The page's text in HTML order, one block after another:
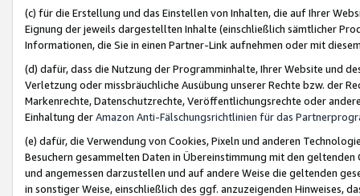
(c) für die Erstellung und das Einstellen von Inhalten, die auf Ihrer
Eignung der jeweils dargestellten Inhalte (einschließlich sämtlicher
Informationen, die Sie in einen Partner-Link aufnehmen oder mit
(d) dafür, dass die Nutzung der Programminhalte, Ihrer Website und
Verletzung oder missbräuchliche Ausübung unserer Rechte bzw. der
Markenrechte, Datenschutzrechte, Veröffentlichungsrechte oder
Einhaltung derAmazon Anti-Fälschungsrichtlinien für das
(e) dafür, die Verwendung von Cookies, Pixeln und anderen
Besuchern gesammelten Daten in Übereinstimmung mit den
und angemessen darzustellen und auf andere Weise die geltenden
in sonstiger Weise, einschließlich des ggf. anzuzeigenden Hinweises,